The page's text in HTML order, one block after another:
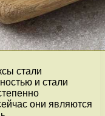
стали
и стали
они являются